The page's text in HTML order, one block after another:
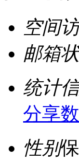
空间
邮箱
统计
分享
性别